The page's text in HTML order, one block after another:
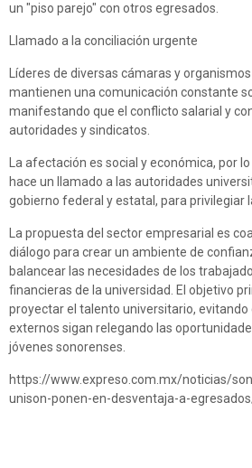
un "piso parejo" con otros egresados.
Llamado a la conciliación urgente
Líderes de diversas cámaras y
mantienen una comunicación constante
manifestando que el conflicto salarial y
autoridades y sindicatos.
La afectación es social y económica, por
hace un llamado a las autoridades
gobierno federal y estatal, para privilegiar
La propuesta del sector empresarial es
diálogo para crear un ambiente de
balancear las necesidades de los
financieras de la universidad. El objetivo
proyectar el talento universitario, evitando
externos sigan relegando las
jóvenes sonorenses.
https://www.expreso.com.mx/noticias/
unison-ponen-en-desventaja-a-